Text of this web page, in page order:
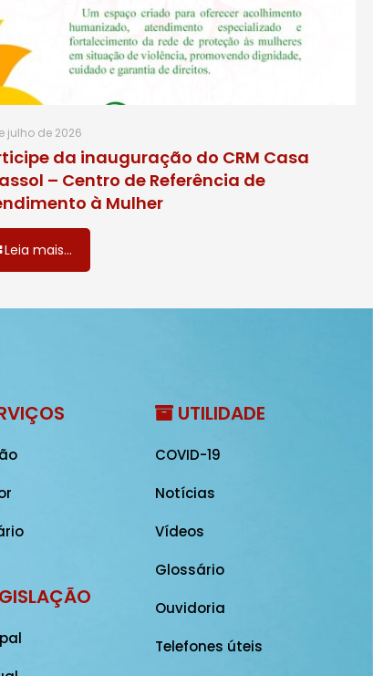
julho de 2026
da inauguração do CRM Casa
– Centro de Referência de
à Mulher
Leia mais...
UTILIDADE
COVID-19
Notícias
Vídeos
Glossário
Ouvidoria
Telefones úteis